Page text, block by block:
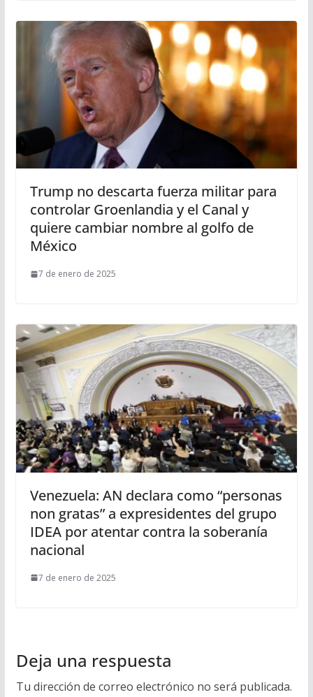
Trump no descarta fuerza militar para
controlar Groenlandia y el Canal y
quiere cambiar nombre al golfo de
México
7 de enero de 2025
Venezuela: AN declara como “personas
non gratas” a expresidentes del grupo
IDEA por atentar contra la soberanía
nacional
7 de enero de 2025
Deja una respuesta
Tu dirección de correo electrónico no será publicada.